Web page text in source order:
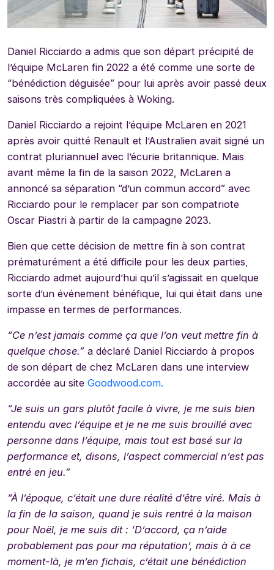
Daniel Ricciardo a admis que son départ précipité de
l’équipe McLaren fin 2022 a été comme une sorte de
“bénédiction déguisée” pour lui après avoir passé deux
saisons très compliquées à Woking.
Daniel Ricciardo a rejoint l’équipe McLaren en 2021
après avoir quitté Renault et l’Australien avait signé un
contrat pluriannuel avec l’écurie britannique. Mais
avant même la fin de la saison 2022, McLaren a
annoncé sa séparation “d’un commun accord” avec
Ricciardo pour le remplacer par son compatriote
Oscar Piastri à partir de la campagne 2023.
Bien que cette décision de mettre fin à son contrat
prématurément a été difficile pour les deux parties,
Ricciardo admet aujourd’hui qu’il s’agissait en quelque
sorte d’un événement bénéfique, lui qui était dans une
impasse en termes de performances.
“Ce n’est jamais comme ça que l’on veut mettre fin à
quelque chose.” a déclaré Daniel Ricciardo à propos
de son départ de chez McLaren dans une interview
accordée au site Goodwood.com.
“Je suis un gars plutôt facile à vivre, je me suis bien
entendu avec l’équipe et je ne me suis brouillé avec
personne dans l’équipe, mais tout est basé sur la
performance et, disons, l’aspect commercial n’est pas
entré en jeu.”
“À l’époque, c’était une dure réalité d’être viré. Mais à
la fin de la saison, quand je suis rentré à la maison
pour Noël, je me suis dit : ‘D’accord, ça n’aide
probablement pas pour ma réputation’, mais à à ce
moment-là, je m’en fichais, c’était une bénédiction